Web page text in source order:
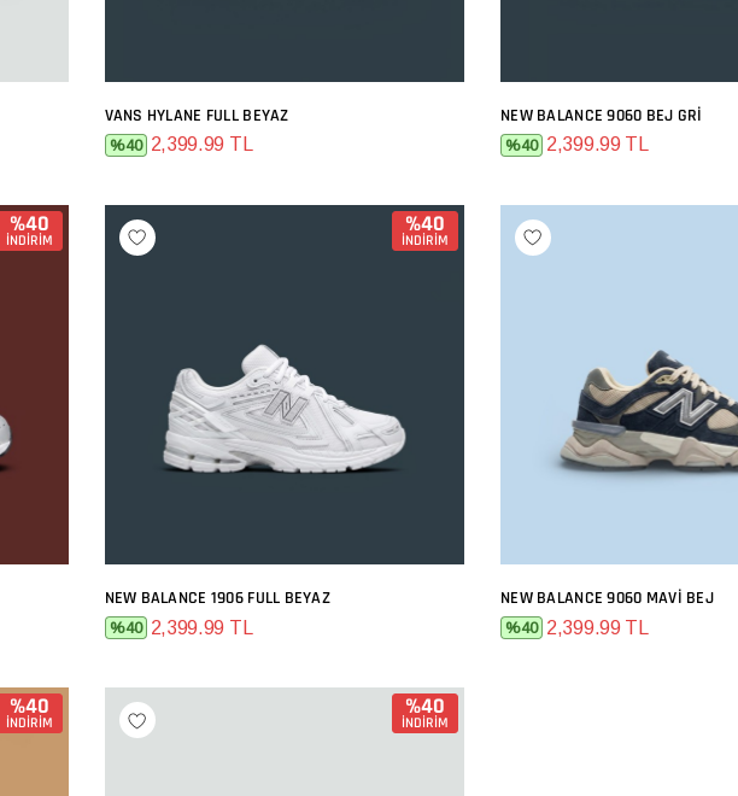
SEPETE EKLE
VANS HYLANE FULL BEYAZ
%40 2,399.99 TL
SEPETE EKLE
NEW BALANCE 9060 BEJ GRI
%40 2,399.99 TL
%40
İNDİRİM
%40
İNDİRİM
SEPETE EKLE
NEW BALANCE 1906 FULL BEYAZ
%40 2,399.99 TL
SEPETE EKLE
NEW BALANCE 9060 MAVI BEJ
%40 2,399.99 TL
%40
İNDİRİM
%40
İNDİRİM